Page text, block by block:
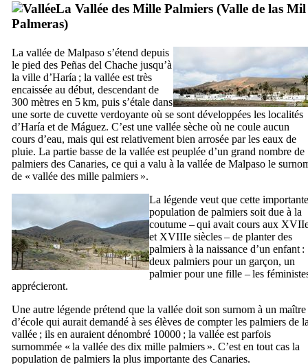
La Vallée des Mille Palmiers (Valle de las Mil
Palmeras)
La vallée de Malpaso s’étend depuis
le pied des Peñas del Chache jusqu’à
la ville d’Haría ; la vallée est très
encaissée au début, descendant de
300 mètres en 5 km, puis s’étale dans
une sorte de cuvette verdoyante où se sont développées les localités
d’Haría et de Máguez. C’est une vallée sèche où ne coule aucun
cours d’eau, mais qui est relativement bien arrosée par les eaux de
pluie. La partie basse de la vallée est peuplée d’un grand nombre de
palmiers des Canaries, ce qui a valu à la vallée de Malpaso le
de « vallée des mille palmiers ».
La légende veut que cette importante
population de palmiers soit due à la
coutume – qui avait cours aux
et XVIIIe siècles – de planter des
palmiers à la naissance d’un enfant :
deux palmiers pour un garçon, un
palmier pour une fille – les
apprécieront.
Une autre légende prétend que la vallée doit son surnom à un maître
d’école qui aurait demandé à ses élèves de compter les palmiers de
vallée ; ils en auraient dénombré 10000 ; la vallée est parfois
surnommée « la vallée des dix mille palmiers ». C’est en tout cas la
population de palmiers la plus importante des Canaries.